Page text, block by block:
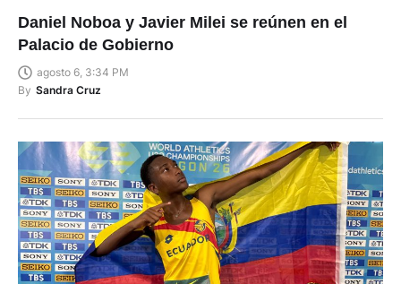
Daniel Noboa y Javier Milei se reúnen en el
Palacio de Gobierno
agosto 6, 3:34 PM
By Sandra Cruz